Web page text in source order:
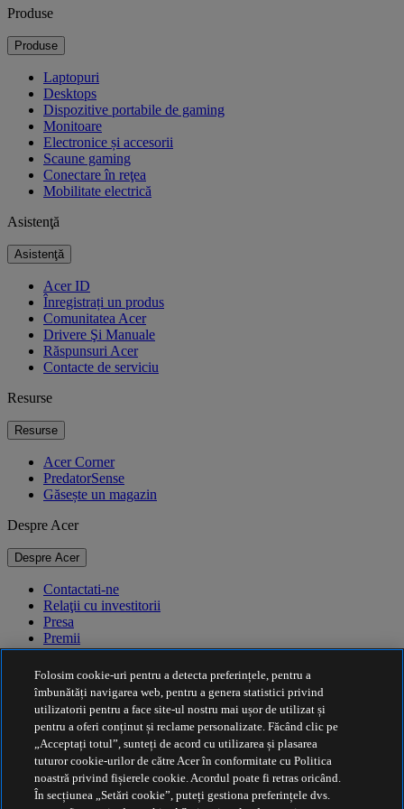
Produse
Produse
Laptopuri
Desktops
Dispozitive portabile de gaming
Monitoare
Electronice și accesorii
Scaune gaming
Conectare în reţea
Mobilitate electrică
Asistenţă
Asistenţă
Acer ID
Înregistrați un produs
Comunitatea Acer
Drivere Şi Manuale
Răspunsuri Acer
Contacte de serviciu
Resurse
Resurse
Acer Corner
PredatorSense
Găsește un magazin
Despre Acer
Despre Acer
Contactati-ne
Relaţii cu investitorii
Presa
Premii
Evenimente
Durabilitate
Durabilitate
Responsabilitate socială a corporației
Amprenta de carbon a produselor
Project Humanity
Earthion
Folosim cookie-uri pentru a detecta preferințele, pentru a
îmbunătăți navigarea web, pentru a genera statistici privind
utilizatorii pentru a face site-ul nostru mai ușor de utilizat și
pentru a oferi conținut și reclame personalizate. Făcând clic pe
„Acceptați totul”, sunteți de acord cu utilizarea și plasarea
tuturor cookie-urilor de către Acer în conformitate cu Politica
noastră privind fișierele cookie. Acordul poate fi retras oricând.
În secțiunea „Setări cookie”, puteți gestiona preferințele dvs.